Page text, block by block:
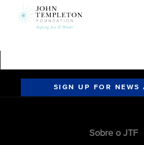
SIGN UP FOR NEWS
Sobre o JTF